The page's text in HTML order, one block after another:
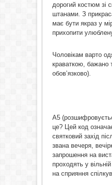
дорогий костюм зі
штанами. З
має бути якраз у
прихопити
Чоловікам варто
краваткою, бажано
обов’язково).
A5
це? Цей код
святковий захід
звана вечеря,
запрошення на
проходять у
на сприяння